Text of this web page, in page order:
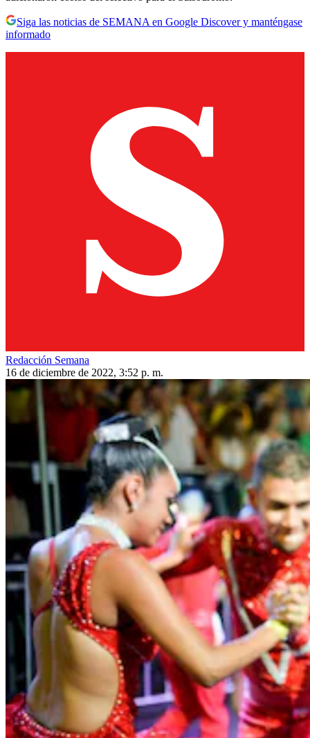
Siga las noticias de SEMANA en Google Discover y manténgase
informado
Redacción Semana
16 de diciembre de 2022, 3:52 p. m.